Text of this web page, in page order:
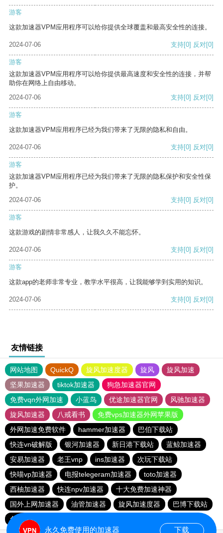
游客
这款加速器VPM应用程序可以给你提供全球覆盖和最高安全性的连接。
2024-07-06 支持[0] 反对[0]
游客
这款加速器VPM应用程序可以给你提供最高速度和安全性的连接，并帮
助你在网络上自由移动。
2024-07-06
支持[0] 反对[0]
游客
这款加速器VPM应用程序已经为我们带来了无限的隐私和自由。
2024-07-06 支持[0] 反对[0]
游客
这款加速器VPM应用程序已经为我们带来了无限的隐私保护和安全性保
护。
2024-07-06
支持[0] 反对[0]
游客
这款游戏的剧情非常感人，让我久久不能忘怀。
2024-07-06 支持[0] 反对[0]
游客
这款app的老师非常专业，教学水平很高，让我能够学到实用的知识。
2024-07-06 支持[0] 反对[0]
友情链接
网站地图 QuickQ 旋风加速度器 旋风
旋风加速
坚果加速器
tiktok加速器
狗急加速器官网
免费vqn外网加速
小蓝鸟 优途加速器官网
风驰加速器
旋风加速器
八戒看书
免费vps加速器外网苹果版
外网加速免费软件
hammer加速器
巴伯下载站
快连vn破解版
银河加速器 新日港下载站
蓝鲸加速器
安易加速器
老王vnp ins加速器
次玩下载站
快喵vp加速器
电报telegeram加速器
toto加速器
西柚加速器
快连npv加速器
十大免费加速神器
国外上网加速器
油管加速器 旋风加速度器
巴博下载站
免费跨墙软件
永久免费使用的加速器 下载